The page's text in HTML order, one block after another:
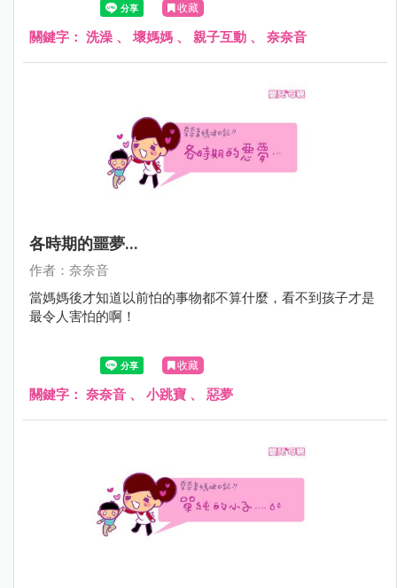
收藏
關鍵字： 洗澡 、 壞媽媽 、 親子互動 、 奈奈音
各時期的噩夢...
作者：奈奈音
當媽媽後才知道以前怕的事物都不算什麼，看不到孩子才是
最令人害怕的啊！
收藏
關鍵字： 奈奈音 、 小跳寶 、 惡夢